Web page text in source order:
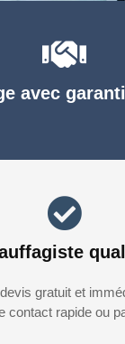
avec
gratuit et
contact rapide ou